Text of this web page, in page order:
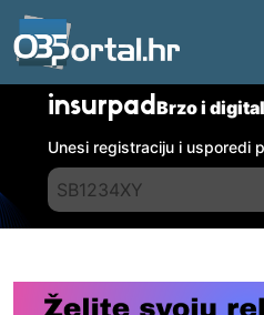
insurpadBrzo i
Unesi registraciju i usporedi